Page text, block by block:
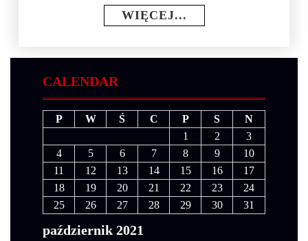
WIĘCEJ...
CALENDAR
październik 2021
P W Ś C P S
N
1
2
3
4
5 6 7 8 9
10
11
12 13 14 15 16
17
18
19 20 21 22 23
24
25
26 27 28 29 30 31